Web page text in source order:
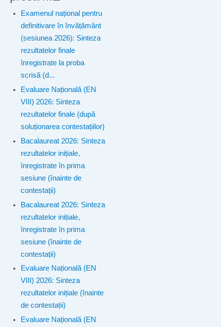
Examenul național pentru
definitivare în învățământ
(sesiunea 2026): Sinteza
rezultatelor finale
înregistrate la proba
scrisă (d...
Evaluare Națională (EN
VIII) 2026: Sinteza
rezultatelor finale (după
soluționarea contestațiilor)
Bacalaureat 2026: Sinteza
rezultatelor inițiale,
înregistrate în prima
sesiune (înainte de
contestații)
Bacalaureat 2026: Sinteza
rezultatelor inițiale,
înregistrate în prima
sesiune (înainte de
contestații)
Evaluare Națională (EN
VIII) 2026: Sinteza
rezultatelor inițiale (înainte
de contestații)
Evaluare Națională (EN